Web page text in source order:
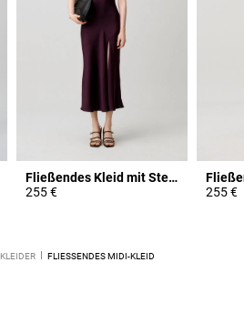
Fließendes Kleid mit Stehkragen
255 €
255 €
KLEIDER FLIESSENDES MIDI-KLEID